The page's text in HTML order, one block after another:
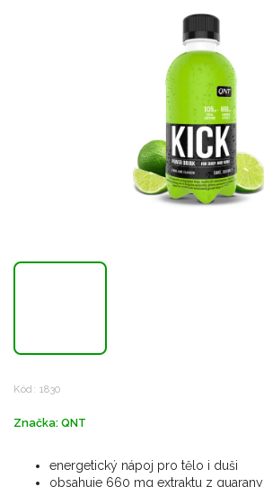
Kód: 1830
Značka: QNT
energetický nápoj pro tělo i duši
obsahuje 660 mg extraktu z guarany